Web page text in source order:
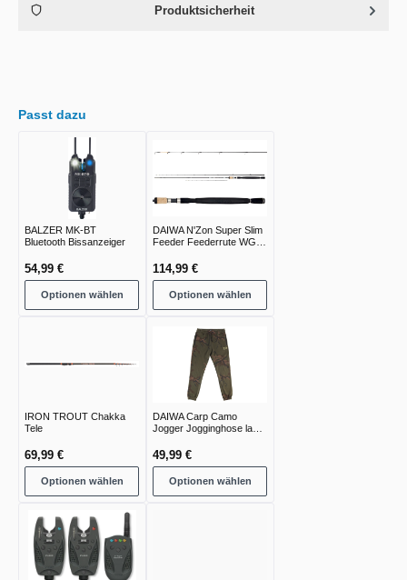
Produktsicherheit
Passt dazu
BALZER MK-BT
Bluetooth Bissanzeiger
54,99 €
Optionen wählen
DAIWA N'Zon Super Slim
Feeder Feederrute WG
114,99 €
Optionen wählen
IRON TROUT Chakka
Tele
69,99 €
Optionen wählen
DAIWA Carp Camo
Jogger Jogginghose lang
49,99 €
Optionen wählen